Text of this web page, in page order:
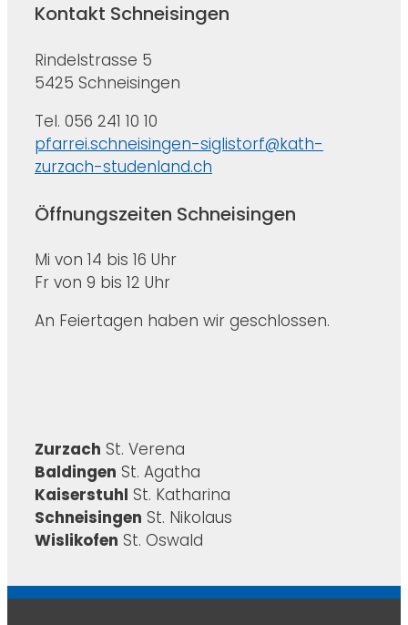
Kontakt Schneisingen
Rindelstrasse 5
5425 Schneisingen
Tel. 056 241 10 10
pfarrei.schneisingen-siglistorf@kath-
zurzach-studenland.ch
Öffnungszeiten Schneisingen
Mi von 14 bis 16 Uhr
Fr von 9 bis 12 Uhr
An Feiertagen haben wir geschlossen.
Zurzach St. Verena
Baldingen St. Agatha
Kaiserstuhl St. Katharina
Schneisingen St. Nikolaus
Wislikofen St. Oswald